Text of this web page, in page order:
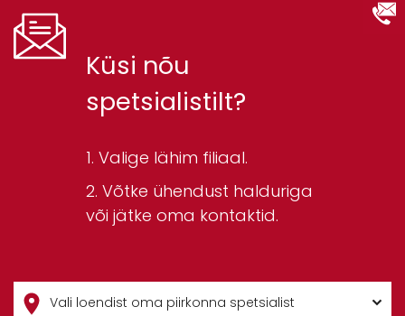
Küsi nõu
spetsialistilt?
Valige lähim filiaal.
Võtke ühendust halduriga
või jätke oma kontaktid.